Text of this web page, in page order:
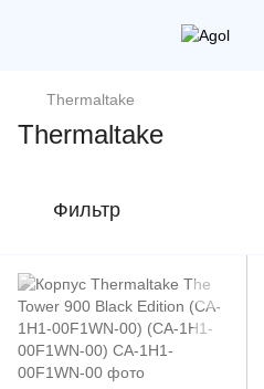
Thermaltake
Thermaltake
Фильтр